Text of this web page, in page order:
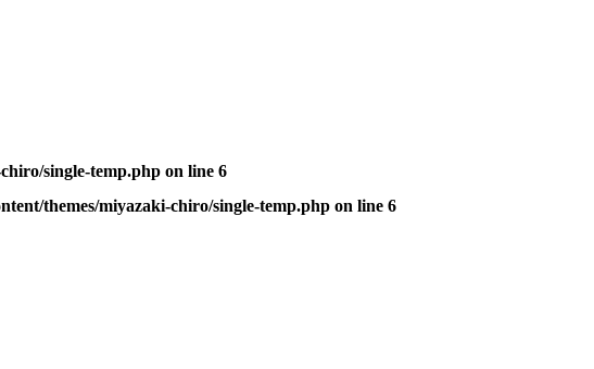
single-temp.php on line 6
themes/miyazaki-chiro/single-temp.php on line 6